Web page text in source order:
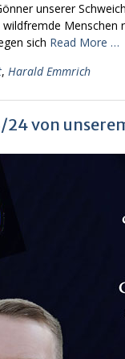
unserer
Menschen
sich Read More …
, Harald Emmrich
von